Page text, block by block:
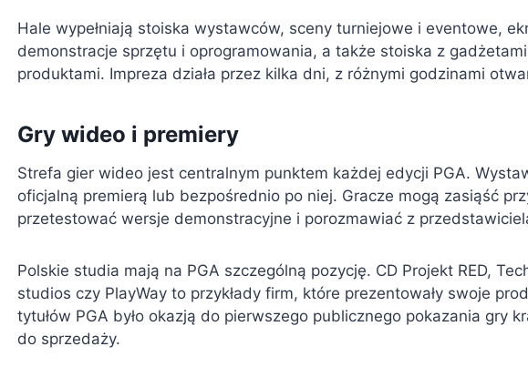
Hale wypełniają stoiska wystawców, sceny turniejowe i eventowe,
demonstracje sprzętu i oprogramowania, a także stoiska z
produktami. Impreza działa przez kilka dni, z różnymi godzinami
Gry wideo i premiery
Strefa gier wideo jest centralnym punktem każdej edycji PGA.
oficjalną premierą lub bezpośrednio po niej. Gracze mogą zasiąść
przetestować wersje demonstracyjne i porozmawiać z
Polskie studia mają na PGA szczególną pozycję. CD Projekt RED,
studios czy PlayWay to przykłady firm, które prezentowały swoje
tytułów PGA było okazją do pierwszego publicznego pokazania gry
do sprzedaży.